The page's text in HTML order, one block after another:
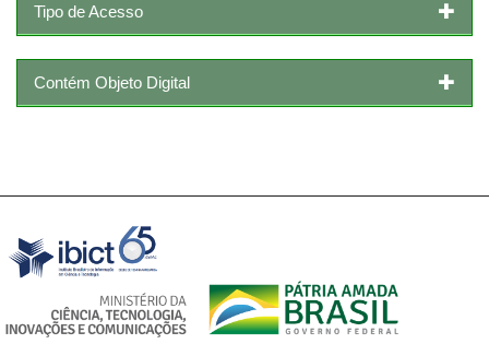
Tipo de Acesso
Contém Objeto Digital